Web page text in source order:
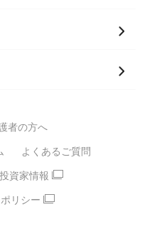
育園
えいご
者の方へ
よくあるご質問
投資家情報
リシー